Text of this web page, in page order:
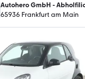
Autohero GmbH -
65936 Frankfurt am Main